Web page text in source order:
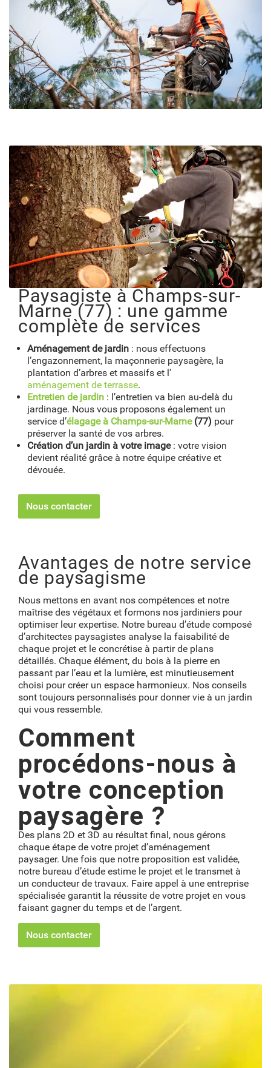
Paysagiste à Champs-sur-
Marne (77) : une gamme
complète de services
Aménagement de jardin : nous effectuons
l’engazonnement, la maçonnerie paysagère, la
plantation d’arbres et massifs et l’
aménagement de terrasse.
Entretien de jardin : l’entretien va bien au-delà du
jardinage. Nous vous proposons également un
service d’élagage à Champs-sur-Marne(77) pour
préserver la santé de vos arbres.
Création d’un jardin à votre image: votre vision
devient réalité grâce à notre équipe créative et
dévouée.
Nous contacter
Avantages de notre service
de paysagisme
Nous mettons en avant nos compétences et notre
maîtrise des végétaux et formons nos jardiniers pour
optimiser leur expertise. Notre bureau d’étude composé
d’architectes paysagistes analyse la faisabilité de
chaque projet et le concrétise à partir de plans
détaillés. Chaque élément, du bois à la pierre en
passant par l’eau et la lumière, est minutieusement
choisi pour créer un espace harmonieux. Nos conseils
sont toujours personnalisés pour donner vie à un jardin
qui vous ressemble.
Comment
procédons-nous à
votre conception
paysagère ?
Des plans 2D et 3D au résultat final, nous gérons
chaque étape de votre projet d’aménagement
paysager. Une fois que notre proposition est validée,
notre bureau d’étude estime le projet et le transmet à
un conducteur de travaux. Faire appel à une entreprise
spécialisée garantit la réussite de votre projet en vous
faisant gagner du temps et de l’argent.
Nous contacter